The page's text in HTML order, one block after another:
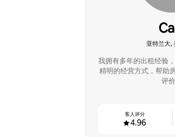
亚特兰大,
我拥有多年的出租经验
精明的经营方式，帮助
评价
4.96
客人评分